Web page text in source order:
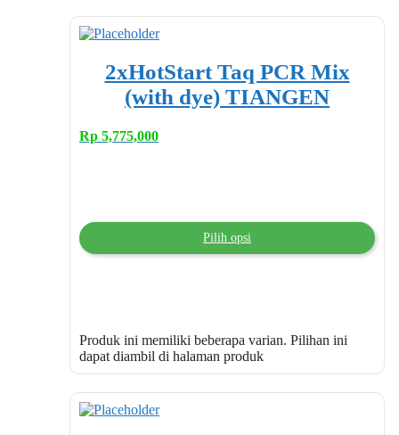
2xHotStart Taq PCR Mix
(with dye) TIANGEN
Rp 5,775,000
Pilih opsi
Produk ini memiliki beberapa varian. Pilihan ini
dapat diambil di halaman produk